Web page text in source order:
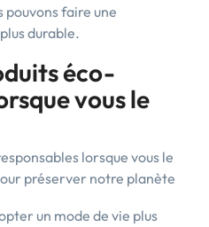
pouvons faire une
durable.
éco-
vous le
lorsque vous le
préserver notre planète
un mode de vie plus